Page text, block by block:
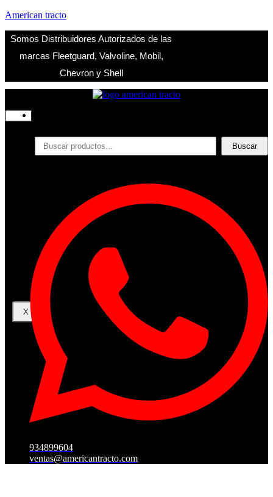
American tracto
Somos Distribuidores Autorizados de las
marcas Fleetguard, Valvoline, Mobil,
Chevron y Shell
Productos
Filtros
Contacto
Acceder
Iniciar Sesion
Registro
Restablecer la contraseña
X
Buscar
934899604
ventas@americantracto.com